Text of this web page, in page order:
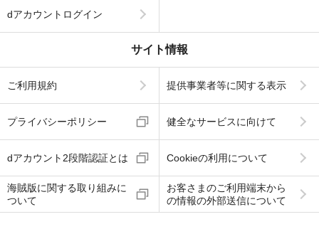
dアカウントログイン
サイト情報
ご利用規約 提供事業者等に関する表示
プライバシーポリシー 健全なサービスに向けて
dアカウント2段階認証とは Cookieの利用について
海賊版に関する取り組みに
ついて
お客さまのご利用端末から
の情報の外部送信について